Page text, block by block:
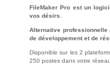
FileMaker Pro est un
vos désirs.
Alternative
de développement et de
Disponible sur les 2
250 postes dans votre